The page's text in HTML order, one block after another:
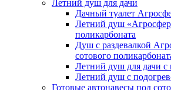
Летний душ для дачи
Дачный туалет
Летний душ
поликарбоната
Душ с раздевалкой
сотового
Летний душ для дачи с
Летний душ с
Готовые автонавесы под